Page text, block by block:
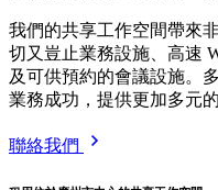
我們的共享工作空間帶來
切又豈止業務設施、高速
及可供預約的會議設施。
業務成功，提供更加多元
聯絡我們